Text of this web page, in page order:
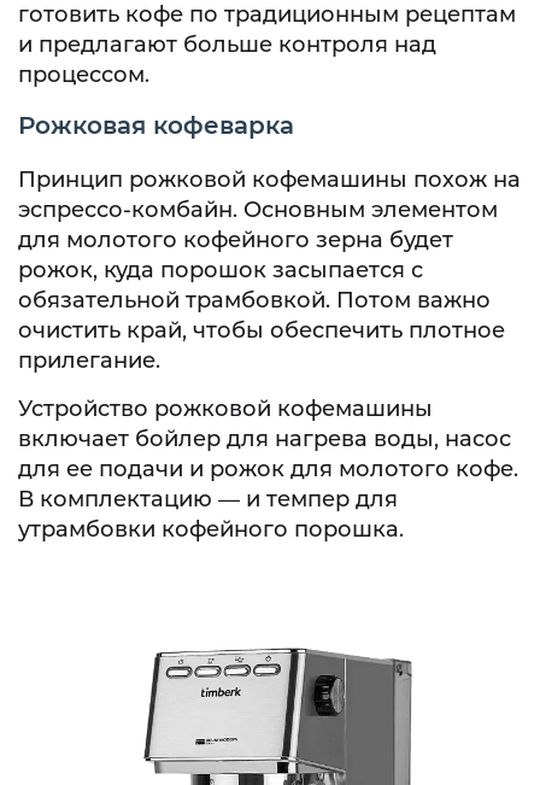
готовить кофе по традиционным рецептам
и предлагают больше контроля над
процессом.
Рожковая кофеварка
Принцип рожковой кофемашины похож на
эспрессо-комбайн. Основным элементом
для молотого кофейного зерна будет
рожок, куда порошок засыпается с
обязательной трамбовкой. Потом важно
очистить край, чтобы обеспечить плотное
прилегание.
Устройство рожковой кофемашины
включает бойлер для нагрева воды, насос
для ее подачи и рожок для молотого кофе.
В комплектацию — и темпер для
утрамбовки кофейного порошка.